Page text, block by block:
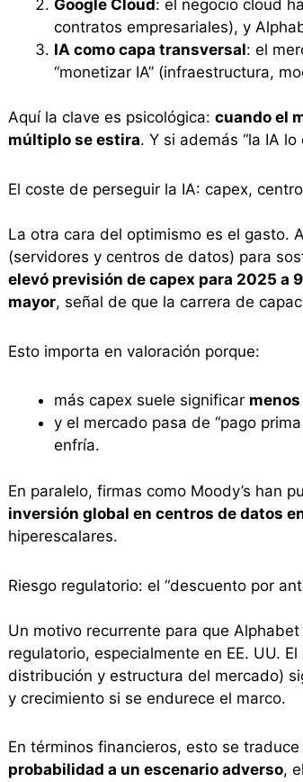
Google Cloud: el negocio cloud
contratos empresariales), y
IA como capa transversal: el
“monetizar IA” (infraestructura,
Aquí la clave es psicológica: cuando el
múltiplo se estira. Y si además “la IA
El coste de perseguir la IA: capex,
La otra cara del optimismo es el gasto.
(servidores y centros de datos) para
elevó previsión de capex para 2025 a
mayor, señal de que la carrera de
Esto importa en valoración porque:
más capex suele significar
y el mercado pasa de “pago
enfría.
En paralelo, firmas como Moody’s han
inversión global en centros de datos
hiperescalares.
Riesgo regulatorio: el “descuento por
Un motivo recurrente para que
regulatorio, especialmente en EE. UU.
distribución y estructura del mercado)
y crecimiento si se endurece el marco.
En términos financieros, esto se
probabilidad a un escenario adverso,